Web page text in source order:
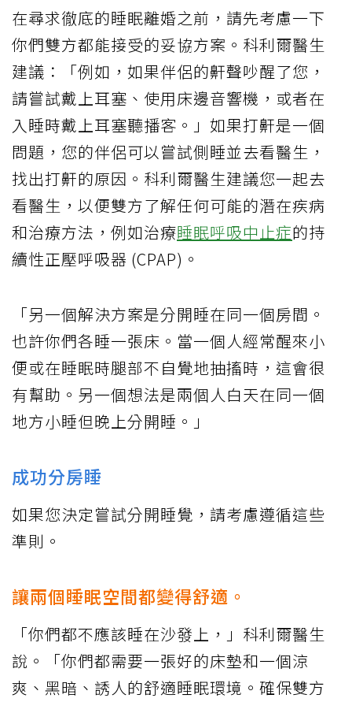
在尋求徹底的睡眠離婚之前，請先考慮一下
你們雙方都能接受的妥協方案。科利爾醫生
建議：「例如，如果伴侶的鼾聲吵醒了您，
請嘗試戴上耳塞、使用床邊音響機，或者在
入睡時戴上耳塞聽播客。」如果打鼾是一個
問題，您的伴侶可以嘗試側睡並去看醫生，
找出打鼾的原因。科利爾醫生建議您一起去
看醫生，以便雙方了解任何可能的潛在疾病
和治療方法，例如治療睡眠呼吸中止症的持
續性正壓呼吸器 (CPAP)。
「另一個解決方案是分開睡在同一個房間。
也許你們各睡一張床。當一個人經常醒來小
便或在睡眠時腿部不自覺地抽搐時，這會很
有幫助。另一個想法是兩個人白天在同一個
地方小睡但晚上分開睡。」
成功分房睡
如果您決定嘗試分開睡覺，請考慮遵循這些
準則。
讓兩個睡眠空間都變得舒適。
「你們都不應該睡在沙發上，」科利爾醫生
說。「你們都需要一張好的床墊和一個涼
爽、黑暗、誘人的舒適睡眠環境。確保雙方